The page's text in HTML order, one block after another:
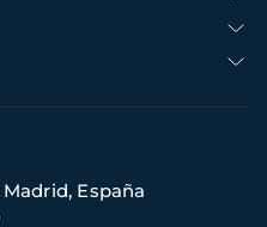
España